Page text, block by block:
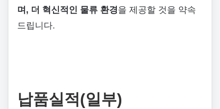
며, 더 혁신적인 물류 환경을 제공할 것을 약속
드립니다.
납품실적(일부)